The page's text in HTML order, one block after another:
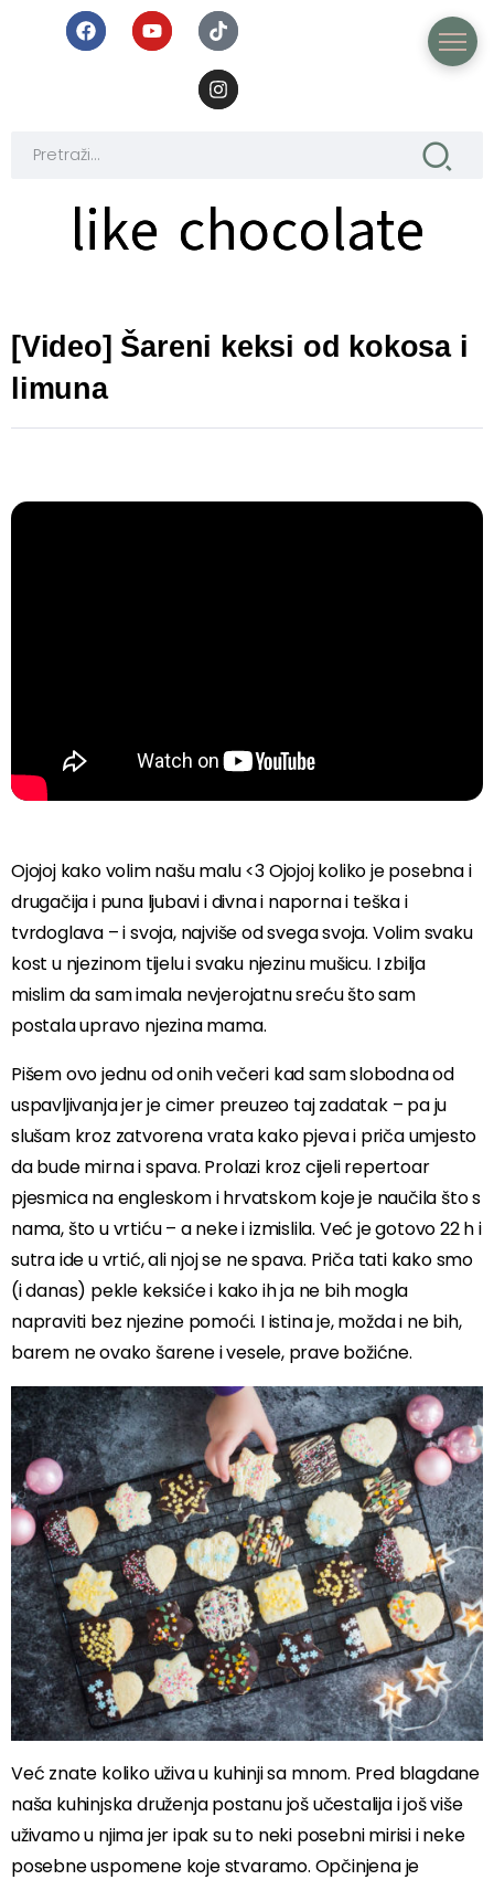
like chocolate
like chocolate
[Video] Šareni keksi od kokosa i
limuna
Ojojoj kako volim našu malu <3 Ojojoj koliko je posebna i
drugačija i puna ljubavi i divna i naporna i teška i
tvrdoglava – i svoja, najviše od svega svoja. Volim svaku
kost u njezinom tijelu i svaku njezinu mušicu. I zbilja
mislim da sam imala nevjerojatnu sreću što sam
postala upravo njezina mama.
Pišem ovo jednu od onih večeri kad sam slobodna od
uspavljivanja jer je cimer preuzeo taj zadatak – pa ju
slušam kroz zatvorena vrata kako pjeva i priča umjesto
da bude mirna i spava. Prolazi kroz cijeli repertoar
pjesmica na engleskom i hrvatskom koje je naučila što s
nama, što u vrtiću – a neke i izmislila. Već je gotovo 22 h i
sutra ide u vrtić, ali njoj se ne spava. Priča tati kako smo
(i danas) pekle keksiće i kako ih ja ne bih mogla
napraviti bez njezine pomoći. I istina je, možda i ne bih,
barem ne ovako šarene i vesele, prave božićne.
Već znate koliko uživa u kuhinji sa mnom. Pred blagdane
naša kuhinjska druženja postanu još učestalija i još više
uživamo u njima jer ipak su to neki posebni mirisi i neke
posebne uspomene koje stvaramo. Opčinjena je